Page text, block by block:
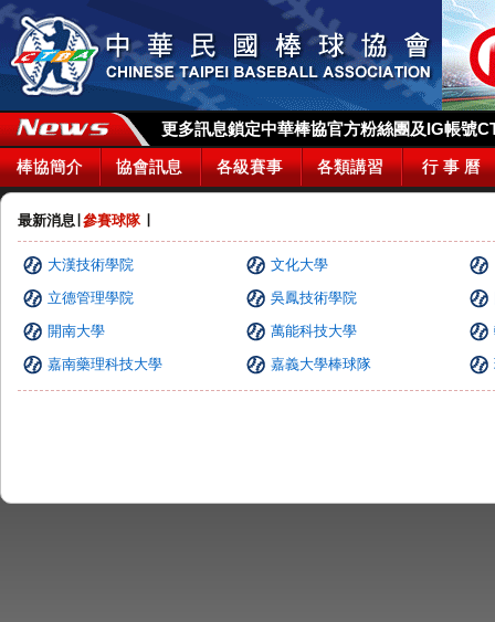
更多訊息鎖定中華棒協官方粉絲團及IG帳號
棒協簡介 協會訊息 各級賽事 各類講習 行 事 曆
最新消息 參賽球隊∣
大漢技術學院 文化大學
立德管理學院
吳鳳技術學院
開南大學
萬能科技大學
嘉南藥理科技大學
嘉義大學棒球隊